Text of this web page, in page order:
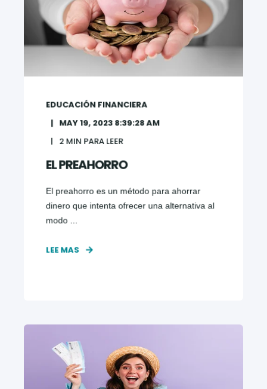
EDUCACIÓN FINANCIERA
MAY 19, 2023 8:39:28 AM
2 MIN PARA LEER
EL PREAHORRO
El preahorro es un método para ahorrar
dinero que intenta ofrecer una alternativa al
modo ...
LEE MAS